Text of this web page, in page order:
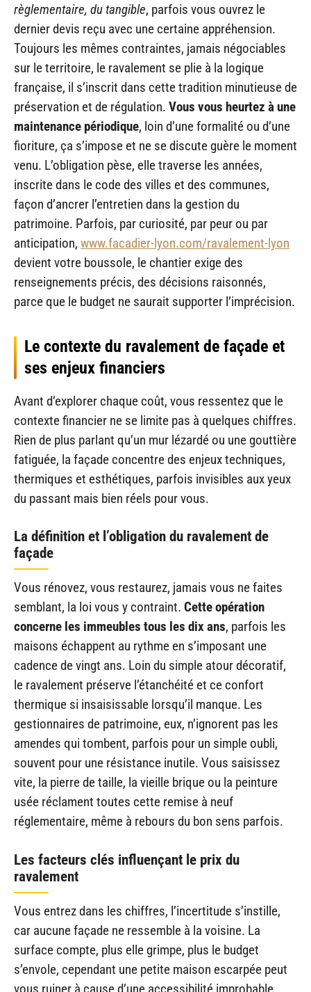
règlementaire, du tangible, parfois vous ouvrez le
dernier devis reçu avec une certaine appréhension.
Toujours les mêmes contraintes, jamais négociables
sur le territoire, le ravalement se plie à la logique
française, il s’inscrit dans cette tradition minutieuse de
préservation et de régulation. Vous vous heurtez à une
maintenance périodique, loin d’une formalité ou d’une
fioriture, ça s’impose et ne se discute guère le moment
venu. L’obligation pèse, elle traverse les années,
inscrite dans le code des villes et des communes,
façon d’ancrer l’entretien dans la gestion du
patrimoine. Parfois, par curiosité, par peur ou par
anticipation, www.facadier-lyon.com/ravalement-lyon
devient votre boussole, le chantier exige des
renseignements précis, des décisions raisonnés,
parce que le budget ne saurait supporter l’imprécision.
Le contexte du ravalement de façade et
ses enjeux financiers
Avant d’explorer chaque coût, vous ressentez que le
contexte financier ne se limite pas à quelques chiffres.
Rien de plus parlant qu’un mur lézardé ou une gouttière
fatiguée, la façade concentre des enjeux techniques,
thermiques et esthétiques, parfois invisibles aux yeux
du passant mais bien réels pour vous.
La définition et l’obligation du ravalement de
façade
Vous rénovez, vous restaurez, jamais vous ne faites
semblant, la loi vous y contraint. Cette opération
concerne les immeubles tous les dix ans, parfois les
maisons échappent au rythme en s’imposant une
cadence de vingt ans. Loin du simple atour décoratif,
le ravalement préserve l’étanchéité et ce confort
thermique si insaisissable lorsqu’il manque. Les
gestionnaires de patrimoine, eux, n’ignorent pas les
amendes qui tombent, parfois pour un simple oubli,
souvent pour une résistance inutile. Vous saisissez
vite, la pierre de taille, la vieille brique ou la peinture
usée réclament toutes cette remise à neuf
réglementaire, même à rebours du bon sens parfois.
Les facteurs clés influençant le prix du
ravalement
Vous entrez dans les chiffres, l’incertitude s’instille,
car aucune façade ne ressemble à la voisine. La
surface compte, plus elle grimpe, plus le budget
s’envole, cependant une petite maison escarpée peut
vous ruiner à cause d’une accessibilité improbable.